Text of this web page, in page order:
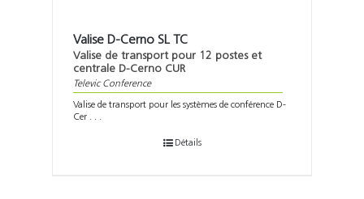
Valise D-Cerno SL TC
Valise de transport pour 12 postes et
centrale D-Cerno CUR
Televic Conference
Valise de transport pour les systèmes de conférence D-
Cer . . .
Détails